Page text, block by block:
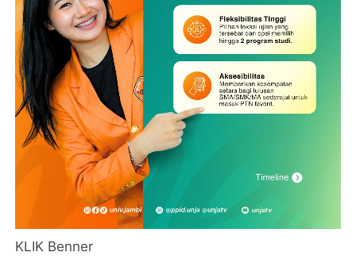
KLIK Benner